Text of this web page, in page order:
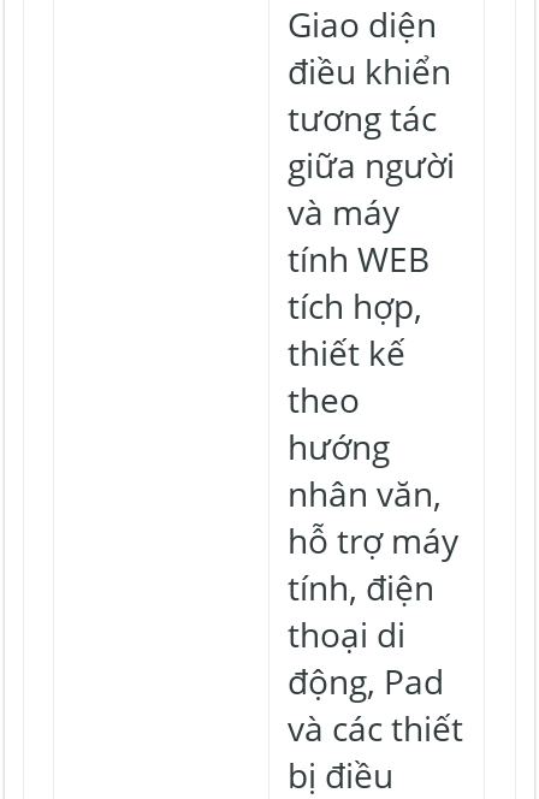
Giao diện
điều khiển
tương tác
giữa người
và máy
tính WEB
tích hợp,
thiết kế
theo
hướng
nhân văn,
hỗ trợ máy
tính, điện
thoại di
động, Pad
và các thiết
bị điều